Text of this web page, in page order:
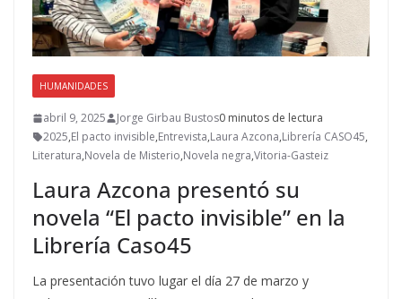
HUMANIDADES
abril 9, 2025 Jorge Girbau Bustos0 minutos de lectura
2025,El pacto invisible,Entrevista,Laura Azcona,Librería CASO45,
Literatura,Novela de Misterio,Novela negra,Vitoria-Gasteiz
Laura Azcona presentó su
novela “El pacto invisible” en la
Librería Caso45
La presentación tuvo lugar el día 27 de marzo y